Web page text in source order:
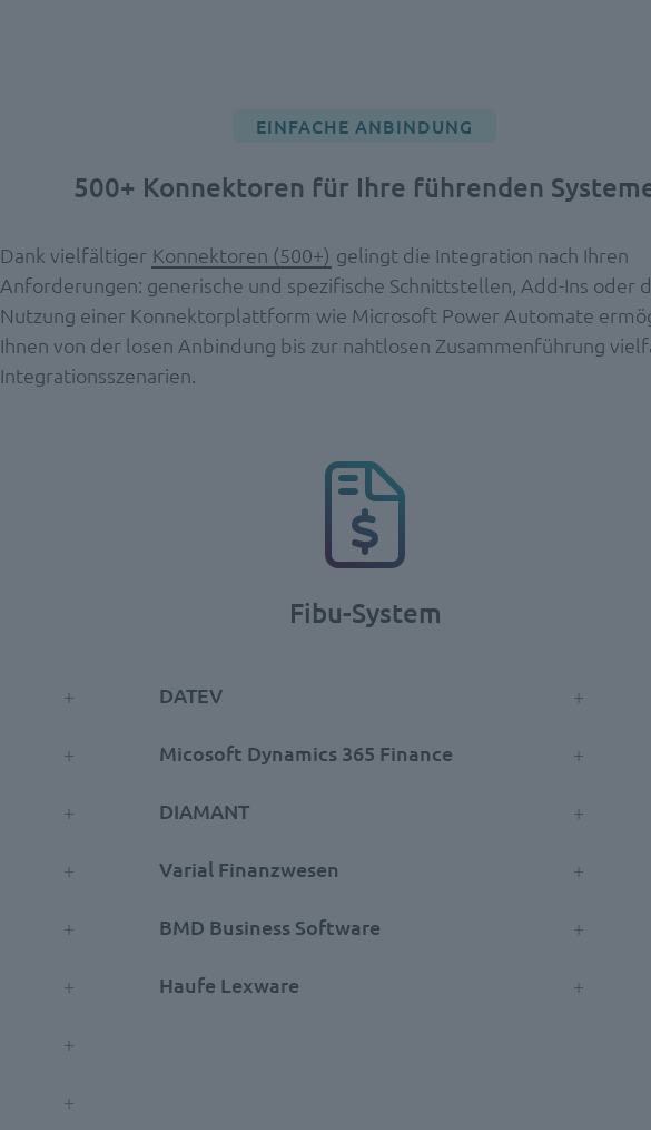
EINFACHE ANBINDUNG
500+ Konnektoren für Ihre führenden
Dank vielfältiger Konnektoren (500+) gelingt die Integration nach Ihren
Anforderungen: generische und spezifische Schnittstellen, Add-Ins oder
Nutzung einer Konnektorplattform wie Microsoft Power Automate
Ihnen von der losen Anbindung bis zur nahtlosen Zusammenführung
Integrationsszenarien.
Fibu-System
DATEV
Micosoft Dynamics 365 Finance
DIAMANT
Varial Finanzwesen
BMD Business Software
Haufe Lexware